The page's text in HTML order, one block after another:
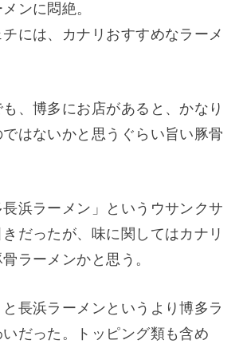
ンに悶絶。
には、カナリおすすめなラーメ
、博多にお店があると、かなり
ではないかと思うぐらい旨い豚骨
浜ラーメン」というウサンクサ
だったが、味に関してはカナリ
ラーメンかと思う。
長浜ラーメンというより博多ラ
だった。トッピング類も含め